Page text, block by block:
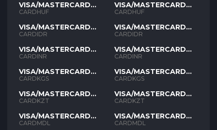
VISA/MASTERCARD
HUF
CARDHUF
VISA/MASTERCARD
IDR
CARDIDR
VISA/MASTERCARD
INR
CARDINR
VISA/MASTERCARD
KGS
CARDKGS
VISA/MASTERCARD
KZT
CARDKZT
VISA/MASTERCARD
MDL
CARDMDL
VISA/MASTERCARD
HUF
CARDHUF
VISA/MASTERCARD
IDR
CARDIDR
VISA/MASTERCARD
INR
CARDINR
VISA/MASTERCARD
KGS
CARDKGS
VISA/MASTERCARD
KZT
CARDKZT
VISA/MASTERCARD
MDL
CARDMDL